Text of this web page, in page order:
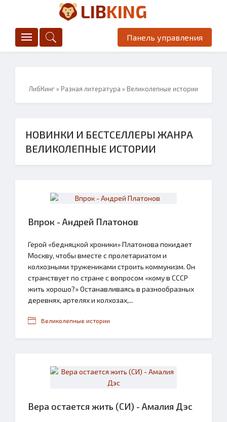
LIBKING
Панель управления
ЛибКинг»Разная литература » Великолепные истории
НОВИНКИ И БЕСТСЕЛЛЕРЫ ЖАНРА
ВЕЛИКОЛЕПНЫЕ ИСТОРИИ
Впрок - Андрей Платонов
Герой «бедняцкой хроники» Платонова покидает
Москву, чтобы вместе с пролетариатом и
колхозными тружениками строить коммунизм. Он
странствует по стране с вопросом «кому в СССР
жить хорошо?» Останавливаясь в разнообразных
деревнях, артелях и колхозах,...
Великолепные истории
Вера остается жить (СИ) - Амалия Дэс